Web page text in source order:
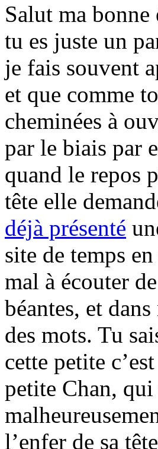
Salut ma
tu es juste un
je fais souvent
et que comme
cheminées à
par le biais par
quand le repos
tête elle
déjà présenté
site de temps
mal à écouter
béantes, et
des mots. Tu
cette petite
petite Chan,
l’enfer de sa